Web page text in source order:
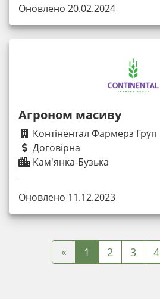
Оновлено 20.02.2024
Агроном масиву
Контінентал Фармерз Груп
Договірна
Кам'янка-Бузька
Оновлено 11.12.2023
« 1 2 3 4